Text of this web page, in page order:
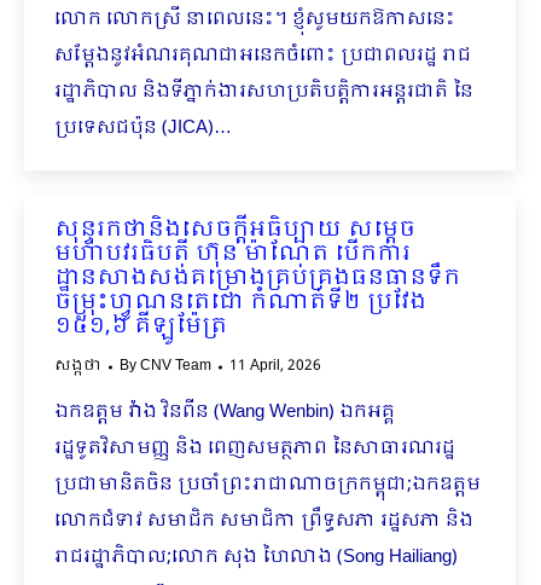
លោក លោកស្រី នាពេលនេះ។ ខ្ញុំសូមយកឱកាសនេះ
សម្ដែងនូវអំណរគុណជាអនេកចំពោះ ប្រជាពលរដ្ឋ រាជ
រដ្ឋាភិបាល និងទីភ្នាក់ងារសហប្រតិបត្តិការអន្តរជាតិ នៃ
ប្រទេសជប៉ុន (JICA)…
សុន្ទរកថានិងសេចក្ដីអធិប្បាយ សម្ដេច
មហាបវរធិបតី ហ៊ុន ម៉ាណែត បើកការ
ដ្ឋានសាងសង់គម្រោងគ្រប់គ្រងធនធានទឹក
ចម្រុះហ្វូណនតេជោ កំណាត់ទី២ ប្រវែង
១៥១,៦ គីឡូម៉ែត្រ
សង្កថា ByCNV Team 11 April, 2026
ឯកឧត្តម វ៉ាង វិនពីន (Wang Wenbin) ឯកអគ្គ
រដ្ឋទូតវិសាមញ្ញ និង ពេញសមត្ថភាព នៃសាធារណរដ្ឋ
ប្រជាមានិតចិន ប្រចាំព្រះរាជាណាចក្រកម្ពុជា;ឯកឧត្តម
លោកជំទាវ សមាជិក សមាជិកា ព្រឹទ្ធសភា រដ្ឋសភា និង
រាជរដ្ឋាភិបាល;លោក សុង ហៃលាង (Song Hailiang)